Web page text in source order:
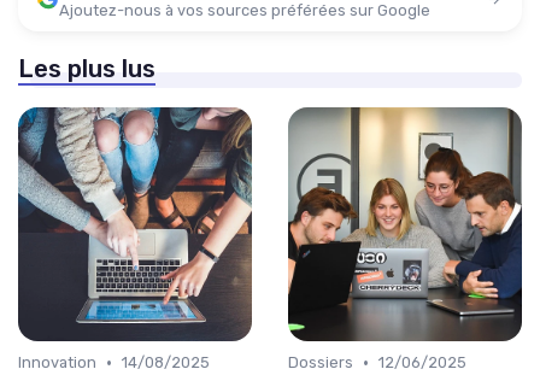
Ajoutez-nous à vos sources préférées sur Google
Les plus lus
Innovation • 14/08/2025
Dossiers • 12/06/2025